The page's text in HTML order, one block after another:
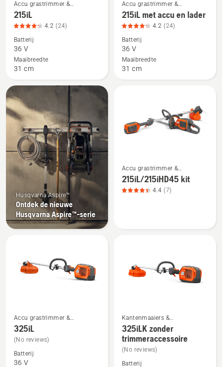
Bekijk
meer
details
over
215iL,
productbeoordeling
van
5
Accu grastrimmer &
Elektrische grastrimmer
215iL
4.2 (24)
Batterij
36 V
Maaibreedte
31 cm
Bekijk
meer
details
over
215iL
met
productbeoordeling
4.2
van
Accu grastrimmer &
Elektrische grastrimmer
215iL met accu en lader
4.2 (24)
Batterij
36 V
Maaibreedte
31 cm
Husqvarna Aspire™
Ontdek de nieuwe
Husqvarna Aspire™-serie
meer
details
Accu grastrimmer &
Elektrische grastrimmer
215iL/215iHD45 kit
4.4 (7)
Bekijk
meer
details
over
Accu grastrimmer &
Elektrische grastrimmer
325iL
(No reviews)
Batterij
36 V
Bekijk
meer
details
over
Kantenmaaiers &
Grastrimmers
325iLK zonder
trimmeraccessoire
(No reviews)
Batterij